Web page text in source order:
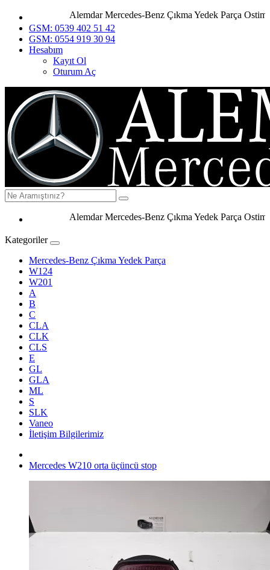
Alemdar Mercedes-Benz Çıkma Yedek Parça Ostim
GSM: 0539 402 51 42
GSM: 0554 919 30 94
Hesabım
Kayıt Ol
Oturum Aç
Alemdar Mercedes-Benz Çıkma Yedek Parça Ostim
Kategoriler
Mercedes-Benz Çıkma Yedek Parça
W124
W201
A
B
C
CLA
CLK
CLS
E
GL
GLA
ML
S
SLK
Vaneo
İletişim Bilgilerimiz
Mercedes W210 orta üçüncü stop